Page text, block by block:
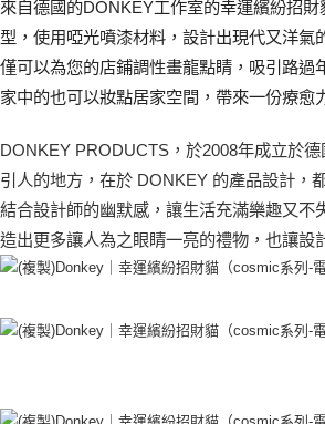
【注意事項】
1.本服務係由「台灣大哥大股份有限公司」（以下
用戶於交易時，得透過本服務購買商品或服務，並
買賣價金債權讓與本公司後，依約使用本公司帳單
2.基於同意付款使用「大哥付你分期」之契約關係
由本公司與您本人進行分期帳單所需資料之確認、
３．收到繳費通知簡訊後14天內，點擊此簡訊中
ATM／網路銀行／等多元方式進行付款，方視為交
購買商品的店家。未經商家同意取消之訂單仍視為
後付繳納相關費用。
客戶支援中心」https://
１．透過由恩沛科技股份有限公司提供之「
易，需依本服務之必要範圍內提供個人資料，並將
２．關於個人資料處理事宜，請瀏覽以下網址：
「AFTEE先享後付」，若未經同意申辦者引起之損
請求用戶進行身份認證。
免運費
來自德國的DONKEY工作室的幸運繽紛招
型，使用啞光噴漆材料，設計出現代又洋氣
僅可以為您的店鋪調性畫龍點睛，吸引路過
家中的也可以妝點居家空間，帶來一份療愈
DONKEY PRODUCTS，於2008年成立於
引人的地方，在於 DONKEY 的產品設計，
結合設計師的幽默感，讓生活充滿樂趣又不
造出更多讓人為之眼睛一亮的禮物，也讓設